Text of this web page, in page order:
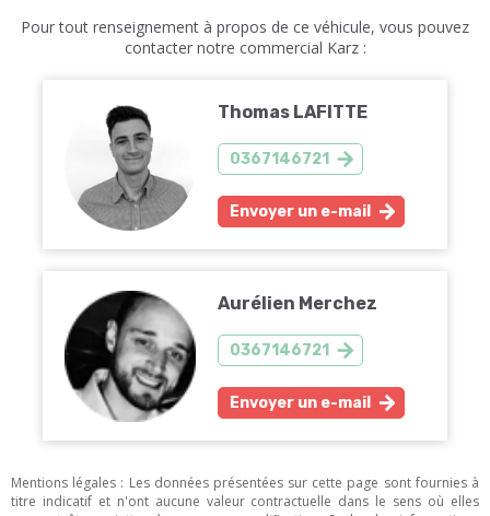
Pour tout renseignement à propos de ce véhicule, vous pouvez
contacter notre commercial Karz :
Thomas LAFITTE
0367146721
Envoyer un e-mail
Aurélien Merchez
0367146721
Envoyer un e-mail
Mentions légales : Les données présentées sur cette page sont fournies à
titre indicatif et n'ont aucune valeur contractuelle dans le sens où elles